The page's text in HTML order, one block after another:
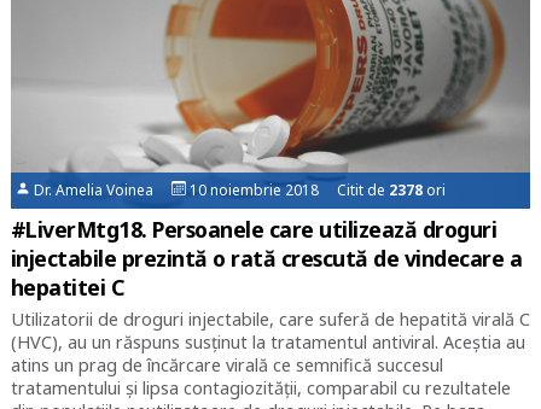
Dr. Amelia Voinea 10 noiembrie 2018 Citit de 2378ori
#LiverMtg18. Persoanele care utilizează droguri
injectabile prezintă o rată crescută de vindecare a
hepatitei C
Utilizatorii de droguri injectabile, care suferă de hepatită virală C
(HVC), au un răspuns susținut la tratamentul antiviral. Aceștia au
atins un prag de încărcare virală ce semnifică succesul
tratamentului și lipsa contagiozității, comparabil cu rezultatele